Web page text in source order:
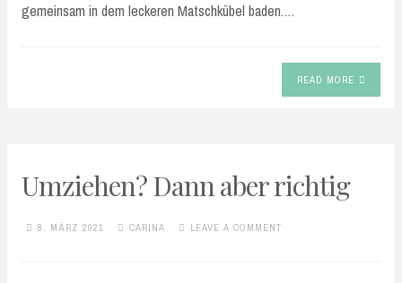
gemeinsam in dem leckeren Matschkübel baden.…
READ MORE
Umziehen? Dann aber richtig
8. MÄRZ 2021 CARINA LEAVE A COMMENT